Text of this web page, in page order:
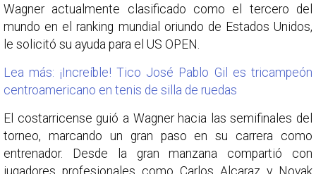
Wagner actualmente clasificado como el tercero del
mundo en el ranking mundial oriundo de Estados Unidos,
le solicitó su ayuda para el US OPEN.
Lea más: ¡Increíble! Tico José Pablo Gil es tricampeón
centroamericano en tenis de silla de ruedas
El costarricense guió a Wagner hacia las semifinales del
torneo, marcando un gran paso en su carrera como
entrenador. Desde la gran manzana compartió con